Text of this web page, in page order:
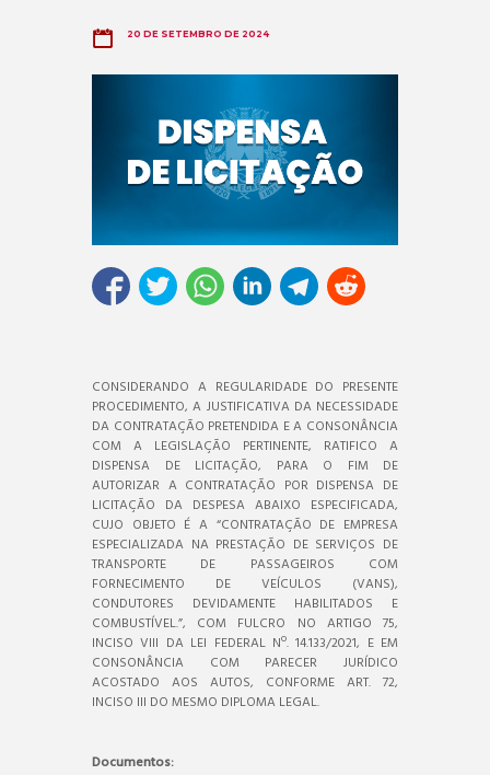
20 DE SETEMBRO DE 2024
CONSIDERANDO A REGULARIDADE DO PRESENTE
PROCEDIMENTO, A JUSTIFICATIVA DA NECESSIDADE
DA CONTRATAÇÃO PRETENDIDA E A CONSONÂNCIA
COM A LEGISLAÇÃO PERTINENTE, RATIFICO A
DISPENSA DE LICITAÇÃO, PARA O FIM DE
AUTORIZAR A CONTRATAÇÃO POR DISPENSA DE
LICITAÇÃO DA DESPESA ABAIXO ESPECIFICADA,
CUJO OBJETO É A “CONTRATAÇÃO DE EMPRESA
ESPECIALIZADA NA PRESTAÇÃO DE SERVIÇOS DE
TRANSPORTE DE PASSAGEIROS COM
FORNECIMENTO DE VEÍCULOS (VANS),
CONDUTORES DEVIDAMENTE HABILITADOS E
COMBUSTÍVEL.”, COM FULCRO NO ARTIGO 75,
INCISO VIII DA LEI FEDERAL Nº. 14.133/2021, E EM
CONSONÂNCIA COM PARECER JURÍDICO
ACOSTADO AOS AUTOS, CONFORME ART. 72,
INCISO III DO MESMO DIPLOMA LEGAL.
Documentos: